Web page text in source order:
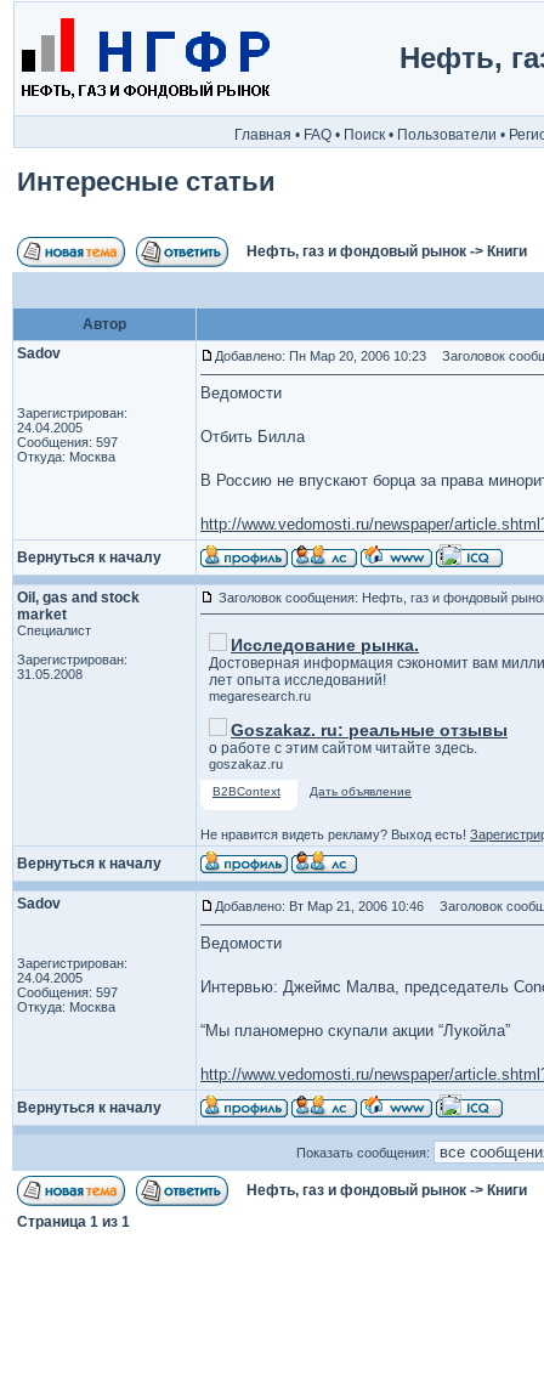
Нефть,
Главная • FAQ • Поиск • Пользователи •
Интересные статьи
Нефть, газ и фондовый рынок -> Книги
Автор
Sadov
Зарегистрирован:
24.04.2005
Сообщения: 597
Откуда: Москва
Добавлено: Пн Мар 20, 2006 10:23 Заголовок
Ведомости
Отбить Билла
В Россию не впускают борца за права
http://www.vedomosti.ru/newspaper/
Вернуться к началу
Oil, gas and stock
market
Специалист
Зарегистрирован:
31.05.2008
Заголовок сообщения: Нефть, газ и фондовый
Исследование рынка.
Достоверная информация сэкономит вам
лет опыта исследований!
megaresearch.ru
Goszakaz. ru: реальные отзывы
о работе с этим сайтом читайте здесь.
goszakaz.ru
B2BContext Дать объявление
Не нравится видеть рекламу? Выход есть!
Вернуться к началу
Sadov
Зарегистрирован:
24.04.2005
Сообщения: 597
Откуда: Москва
Добавлено: Вт Мар 21, 2006 10:46 Заголовок
Ведомости
Интервью: Джеймс Малва, председатель
“Мы планомерно скупали акции “Лукойла”
http://www.vedomosti.ru/newspaper/
Вернуться к началу
Показать сообщения:
Нефть, газ и фондовый рынок -> Книги
Страница 1 из 1